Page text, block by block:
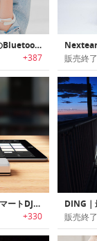
HELIX｜ステレオ音声のBluetoothイヤホン付きウェアラブルカフ「ヒーリックス」
+387 販売終了
Mixfader｜新発想のスマートDJデバイス「ミックスフェイダー」
+330 販売終了